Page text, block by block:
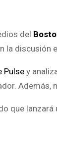
del
la discusión
Pulse y
Además,
que